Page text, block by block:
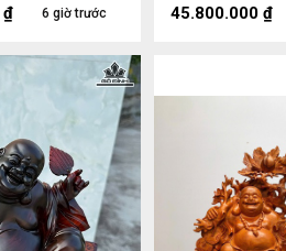
6 giờ trước
₫
155kg
45.800.000 ₫